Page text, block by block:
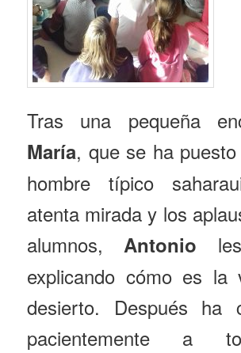
Tras una pequeña
María, que se ha
hombre típico
atenta mirada y los
alumnos,Antonio
explicando cómo es la
desierto. Después ha
pacientemente a